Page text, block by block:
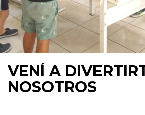
VENÍ A
NOSOTROS